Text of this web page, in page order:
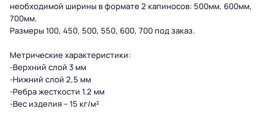
необходимой ширины в формате 2 капиносов: 500мм, 600мм,
700мм.
Размеры 100, 450, 500, 550, 600, 700 под заказ.
Метрические характеристики:
-Верхний слой 3 мм
-Нижний слой 2,5 мм
-Ребра жесткости 1.2 мм
-Вес изделия – 15 кг/м²